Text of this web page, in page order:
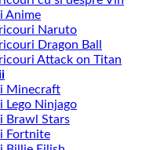
Anime
Naruto
Dragon Ball
Attack on Titan
Minecraft
Lego Ninjago
Brawl Stars
Fortnite